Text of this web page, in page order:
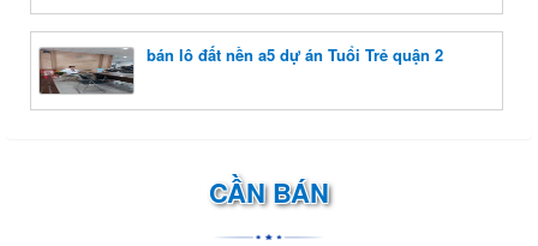
bán lô đất nền a5 dự án Tuổi Trẻ quận 2
CẦN BÁN